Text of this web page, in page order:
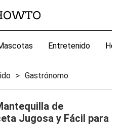
Entretenido
Gastrónomo
de
Jugosa y Fácil para